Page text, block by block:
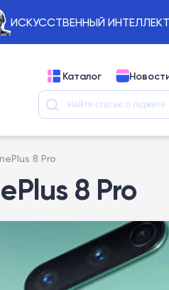
ИСКУССТВЕННЫЙ ИНТЕЛЛЕКТ
Каталог
8 Pro
8 Pro